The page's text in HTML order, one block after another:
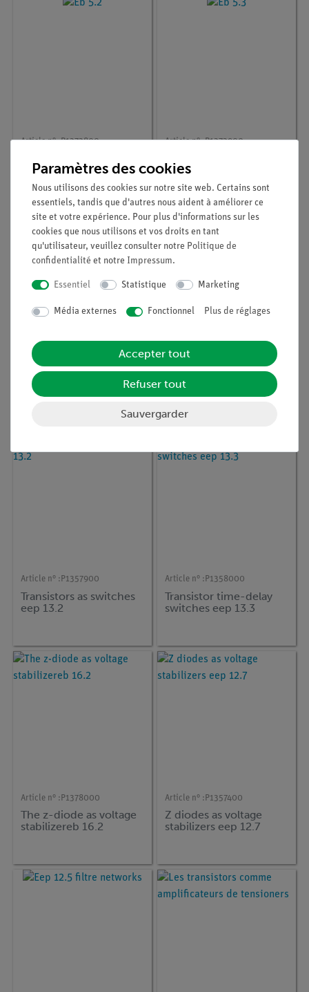
Article n° :P1373800 Article n° :P1373900
Article n° :
Temperature control of
à transistoreb 17.4
Article n° :
Characteristic curve of
an npn transistor eep
13.6
Article n° : P1357900
Transistors as switches
eep 13.2
Article n° : P1358000
Transistor time-delay
switches eep 13.3
Article n° : P1378000
The z-diode as voltage
stabilizereb 16.2
Article n° : P1357400
Z diodes as voltage
stabilizers eep 12.7
Paramètres des cookies
Nous utilisons des cookies sur notre site web. Certains sont
essentiels, tandis que d'autres nous aident à améliorer ce
site et votre expérience. Pour plus d'informations sur les
cookies que nous utilisons et vos droits en tant
qu'utilisateur, veuillez consulter notre Politique de
confidentialité et notre Impressum.
Essentiel Statistique Marketing
Média externes Fonctionnel Plus de réglages
Accepter tout
Refuser tout
Sauvergarder